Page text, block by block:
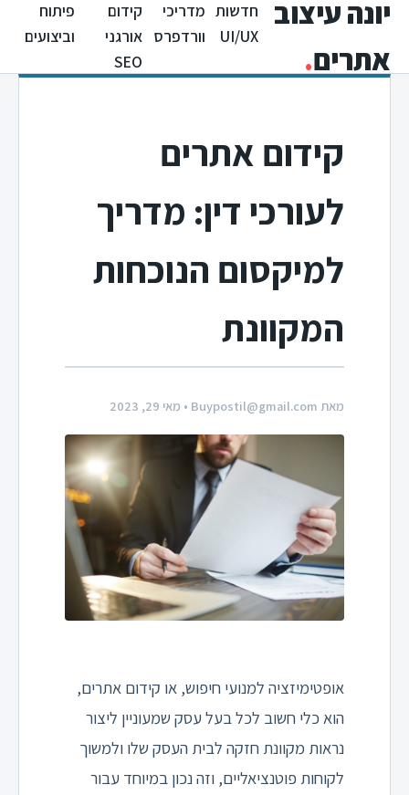
יונה עיצוב
אתרים.
חדשות
UI/UX
מדריכי
וורדפרס
קידום
אורגני
SEO
פיתוח
וביצועים
קידום אתרים
לעורכי דין: מדריך
למיקסום הנוכחות
המקוונת
מאת Buypostil@gmail.com • מאי 29, 2023
אופטימיזציה למנועי חיפוש, או קידום אתרים,
הוא כלי חשוב לכל בעל עסק שמעוניין ליצור
נראות מקוונת חזקה לבית העסק שלו ולמשוך
לקוחות פוטנציאליים, וזה נכון במיוחד עבור